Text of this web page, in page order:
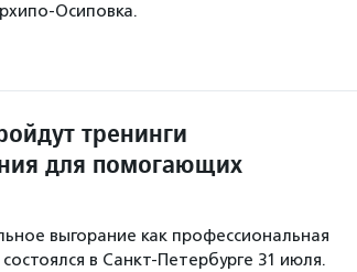
тренинги
для помогающих
выгорание как профессиональная
в Санкт-Петербурге 31 июля.